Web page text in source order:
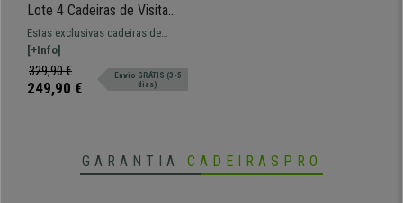
Lote 4 Cadeiras de Visita
NAPOLI, Estrutura Metálica,
Pernas Cromadas, Cor
Verde
Estas exclusivas cadeiras de
visita são perfeitas para oferecer
aos seus clientes máximo
conforto
[+Info]
329,90 €
249,90 €
Envio GRÁTIS (3-5
dias)
GARANTIA CADEIRASPRO